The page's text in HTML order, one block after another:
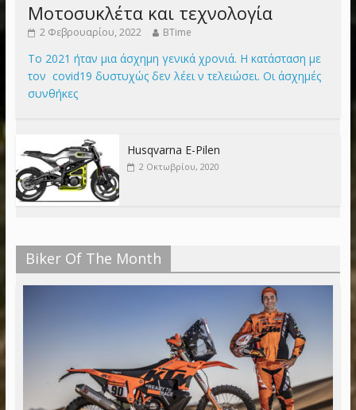
Μοτοσυκλέτα και τεχνολογία
2 Φεβρουαρίου, 2022 BTime
Το 2021 ήταν μια άσχημη γενικά χρονιά. Η κατάσταση με
τον covid19 δυστυχώς δεν λέει ν τελειώσει. Οι άσχημές
συνθήκες
Husqvarna E-Pilen
2 Οκτωβρίου, 2020
Biker Of The Month